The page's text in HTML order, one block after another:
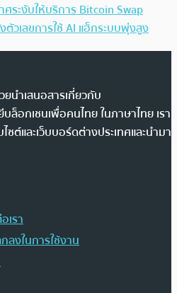
ศระงับให้บริการ Bitcoin Swap
ตัวเลขการใช้ AI แฮ็กระบบพุ่งสูง
นำเสนอสารเกี่ยวกับ
ล็อกเชนเพื่อคนไทย ในภาษาไทย เรา
ต์และเว็บบอร์ดต่างประเทศและนำมา
เรา
ลงในการใช้งาน